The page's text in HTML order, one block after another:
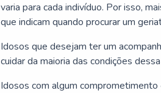
varia para cada indivíduo. Por isso,
que indicam quando procurar um
Idosos que desejam ter um
cuidar da maioria das condições
Idosos com algum